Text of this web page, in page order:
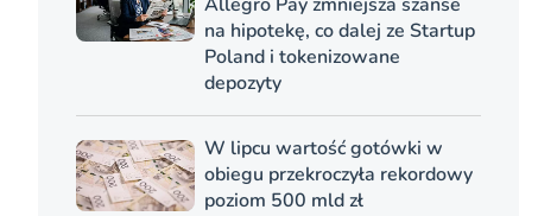
Allegro Pay zmniejsza szanse
na hipotekę, co dalej ze Startup
Poland i tokenizowane
depozyty
W lipcu wartość gotówki w
obiegu przekroczyła rekordowy
poziom 500 mld zł